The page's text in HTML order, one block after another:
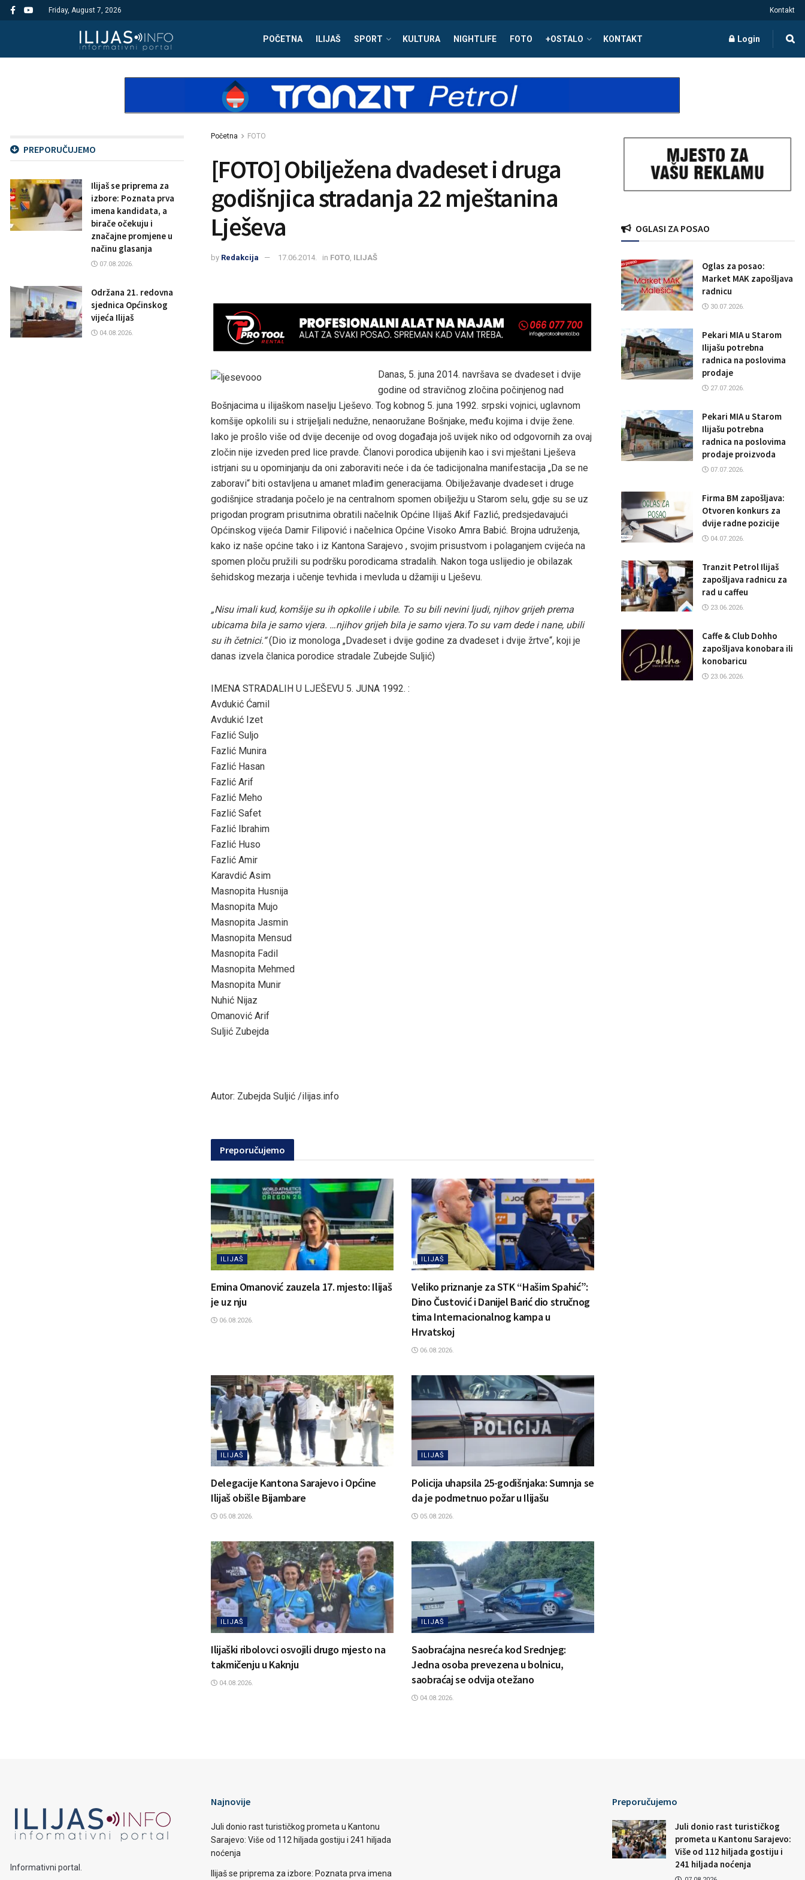
Friday, August 7, 2026 Kontakt
POČETNA ILIJAŠ SPORT KULTURA NIGHTLIFE FOTO +OSTALO KONTAKT Login
Početna FOTO
[FOTO] Obilježena dvadeset i druga
godišnjica stradanja 22 mještanina
Lješeva
by Redakcija 17.06.2014. in FOTO ILIJAŠ
Danas, 5. juna 2014. navršava se dvadeset i dvije
godine od stravičnog zločina počinjenog nad
Bošnjacima u ilijaškom naselju Lješevo. Tog kobnog 5. juna 1992. srpski vojnici, uglavnom
komšije opkolili su i strijeljali nedužne, nenaoružane Bošnjake, među kojima i dvije žene.
Iako je prošlo više od dvije decenije od ovog događaja još uvijek niko od odgovornih za ovaj
zločin nije izveden pred lice pravde. Članovi porodica ubijenih kao i svi mještani Lješeva
istrjani su u opominjanju da oni zaboraviti neće i da će tadicijonalna manifestacija „Da se ne
zaboravi“ biti ostavljena u amanet mlađim generacijama. Obilježavanje dvadeset i druge
godišnjice stradanja počelo je na centralnom spomen obilježju u Starom selu, gdje su se uz
prigodan program prisutnima obratili načelnik Općine Ilijaš Akif Fazlić, predsjedavajući
Općinskog vijeća Damir Filipović i načelnica Općine Visoko Amra Babić. Brojna udruženja,
kako iz naše općine tako i iz Kantona Sarajevo , svojim prisustvom i polaganjem cvijeća na
spomen ploču pružili su podršku porodicama stradalih. Nakon toga uslijedio je obilazak
šehidskog mezarja i učenje tevhida i mevluda u džamiji u Lješevu.
„Nisu imali kud, komšije su ih opkolile i ubile. To su bili nevini ljudi, njihov grijeh prema
ubicama bila je samo vjera. …njihov grijeh bila je samo vjera.To su vam dede i nane, ubili
su ih četnici.“(Dio iz monologa „Dvadeset i dvije godine za dvadeset i dvije žrtve“, koji je
danas izvela članica porodice stradale Zubejde Suljić)
IMENA STRADALIH U LJEŠEVU 5. JUNA 1992. :
Avdukić Ćamil
Avdukić Izet
Fazlić Suljo
Fazlić Munira
Fazlić Hasan
Fazlić Arif
Fazlić Meho
Fazlić Safet
Fazlić Ibrahim
Fazlić Huso
Fazlić Amir
Karavdić Asim
Masnopita Husnija
Masnopita Mujo
Masnopita Jasmin
Masnopita Mensud
Masnopita Fadil
Masnopita Mehmed
Masnopita Munir
Nuhić Nijaz
Omanović Arif
Suljić Zubejda
Autor: Zubejda Suljić /ilijas.info
Preporučujemo
ILIJAŠ
Emina Omanović zauzela 17. mjesto: Ilijaš
je uz nju
06.08.2026.
ILIJAŠ
Veliko priznanje za STK “Hašim Spahić”:
Dino Čustović i Danijel Barić dio stručnog
tima Internacionalnog kampa u
Hrvatskoj
06.08.2026.
ILIJAŠ
Delegacije Kantona Sarajevo i Općine
Ilijaš obišle Bijambare
05.08.2026.
ILIJAŠ
Policija uhapsila 25-godišnjaka: Sumnja se
da je podmetnuo požar u Ilijašu
05.08.2026.
ILIJAŠ
Ilijaški ribolovci osvojili drugo mjesto na
takmičenju u Kaknju
04.08.2026.
ILIJAŠ
Saobraćajna nesreća kod Srednjeg:
Jedna osoba prevezena u bolnicu,
saobraćaj se odvija otežano
04.08.2026.
PREPORUČUJEMO
Ilijaš se priprema za
izbore: Poznata prva
imena kandidata, a
birače očekuju i
značajne promjene u
načinu glasanja
07.08.2026.
Održana 21. redovna
sjednica Općinskog
vijeća Ilijaš
04.08.2026.
OGLASI ZA POSAO
Oglas za posao:
Market MAK zapošljava
radnicu
30.07.2026.
Pekari MIA u Starom
Ilijašu potrebna
radnica na poslovima
prodaje
27.07.2026.
Pekari MIA u Starom
Ilijašu potrebna
radnica na poslovima
prodaje proizvoda
07.07.2026.
Firma BM zapošljava:
Otvoren konkurs za
dvije radne pozicije
04.07.2026.
Tranzit Petrol Ilijaš
zapošljava radnicu za
rad u caffeu
23.06.2026.
Caffe & Club Dohho
zapošljava konobara ili
konobaricu
23.06.2026.
Informativni portal.
Najnovije
Juli donio rast turističkog prometa u Kantonu
Sarajevo: Više od 112 hiljada gostiju i 241 hiljada
noćenja
Ilijaš se priprema za izbore: Poznata prva imena
Preporučujemo
Juli donio rast turističkog
prometa u Kantonu Sarajevo:
Više od 112 hiljada gostiju i
241 hiljada noćenja